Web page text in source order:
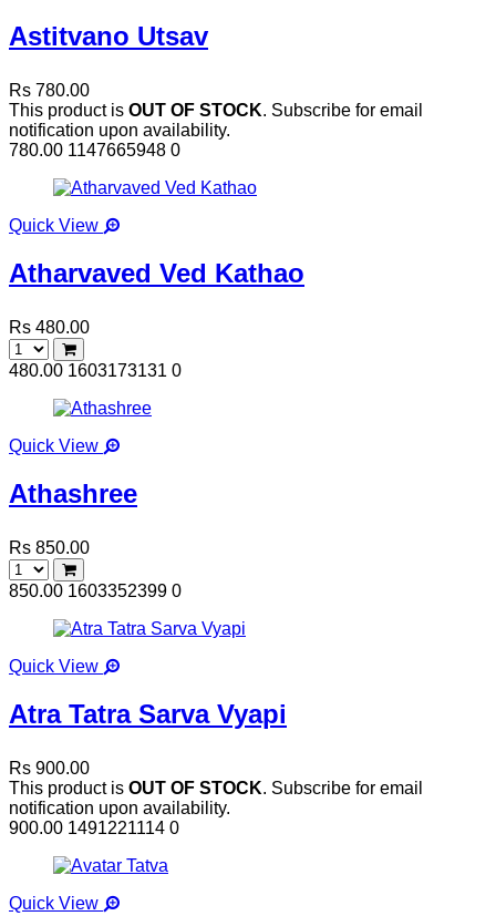
Astitvano Utsav
Rs 780.00
This product is OUT OF STOCK. Subscribe for email
notification upon availability.
780.00 1147665948 0
Quick View
Atharvaved Ved Kathao
Rs 480.00
480.00 1603173131 0
Quick View
Athashree
Rs 850.00
850.00 1603352399 0
Quick View
Atra Tatra Sarva Vyapi
Rs 900.00
This product is OUT OF STOCK. Subscribe for email
notification upon availability.
900.00 1491221114 0
Quick View